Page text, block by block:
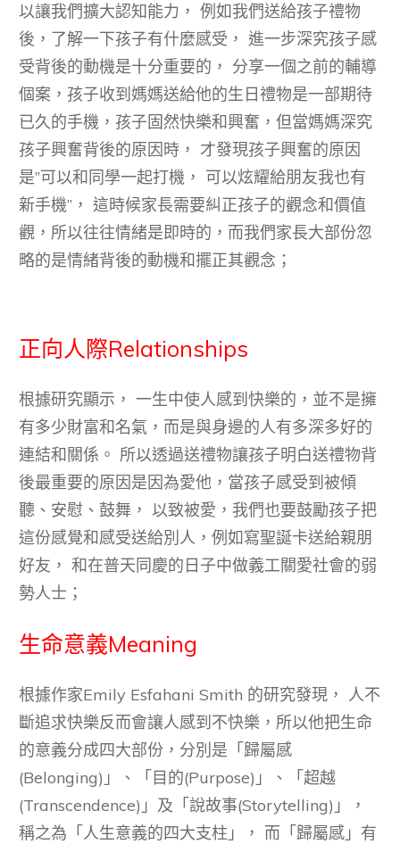
以讓我們擴大認知能力， 例如我們送給孩子禮物
後，了解一下孩子有什麼感受， 進一步深究孩子感
受背後的動機是十分重要的， 分享一個之前的輔導
個案，孩子收到媽媽送給他的生日禮物是一部期待
已久的手機，孩子固然快樂和興奮，但當媽媽深究
孩子興奮背後的原因時， 才發現孩子興奮的原因
是”可以和同學一起打機， 可以炫耀給朋友我也有
新手機”， 這時候家長需要糾正孩子的觀念和價值
觀，所以往往情緒是即時的，而我們家長大部份忽
略的是情緒背後的動機和擺正其觀念；
正向人際Relationships
根據研究顯示， 一生中使人感到快樂的，並不是擁
有多少財富和名氣，而是與身邊的人有多深多好的
連結和關係。 所以透過送禮物讓孩子明白送禮物背
後最重要的原因是因為愛他，當孩子感受到被傾
聽、安慰、鼓舞， 以致被愛，我們也要鼓勵孩子把
這份感覺和感受送給別人，例如寫聖誕卡送給親朋
好友， 和在普天同慶的日子中做義工關愛社會的弱
勢人士；
生命意義Meaning
根據作家Emily Esfahani Smith 的研究發現， 人不
斷追求快樂反而會讓人感到不快樂，所以他把生命
的意義分成四大部份，分別是「歸屬感
(Belonging)」、「目的(Purpose)」、「超越
(Transcendence)」及「說故事(Storytelling)」，
稱之為「人生意義的四大支柱」， 而「歸屬感」有